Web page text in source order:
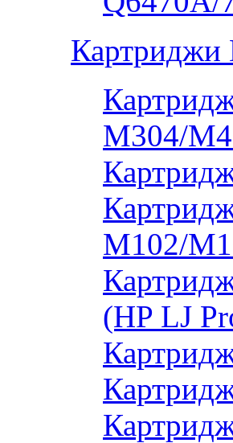
Картриджи
M304/
M102/
(HP LJ